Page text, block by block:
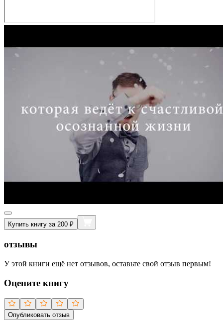
Купить книгу за 200 ₽
отзывы
У этой книги ещё нет отзывов, оставьте свой отзыв первым!
Оцените книгу
Опубликовать отзыв